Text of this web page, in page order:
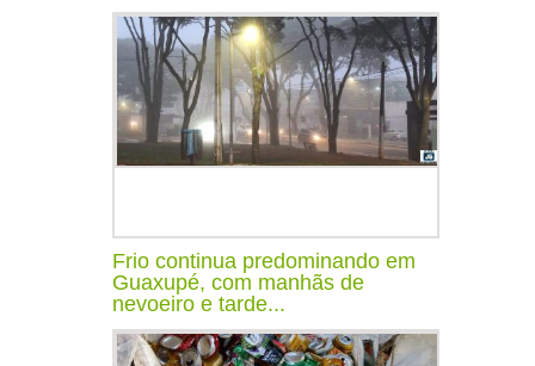
Frio continua predominando em
Guaxupé, com manhãs de
nevoeiro e tarde...